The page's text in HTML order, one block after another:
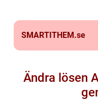
SMARTITHEM.se
Ändra lösen